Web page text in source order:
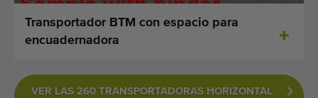
Alertas de máquinas
Cómo importar una máquina
Transportador BTM con espacio para
encuadernadora
VER LAS 260 TRANSPORTADORAS HORIZONTAL